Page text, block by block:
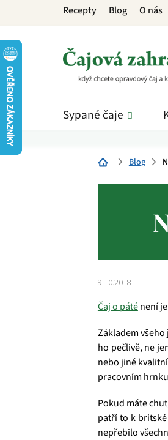
Recepty Blog O nás
Sypané čaje
DomůBlog
9.10.2018
Čaj o páténení
Základem
ho pečlivě, ne
nebo jiné
pracovním
Pokud máte
patří to k
nepřebilo